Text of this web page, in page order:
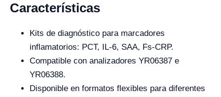
Características
Kits de diagnóstico para marcadores
inflamatorios: PCT, IL-6, SAA, Fs-CRP.
Compatible con analizadores YR06387 e
YR06388.
Disponible en formatos flexibles para diferentes